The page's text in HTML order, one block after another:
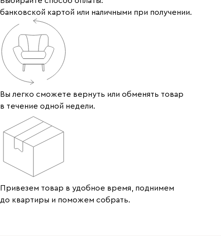
банковской картой или наличными при получении.
Вы легко сможете вернуть или обменять товар
в течение одной недели.
Привезем товар в удобное время, поднимем
до квартиры и поможем собрать.